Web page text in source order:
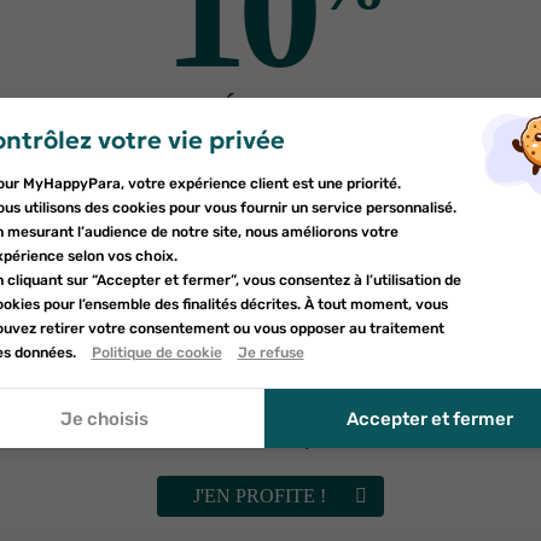
produits pour
faim 60 gummies
23€8920€31
-15%
MOROSIL DRINK
17€8915€21
AJOUTER AU PANIER
à ma liste d'envies
Créer une nouvelle liste
une liste d'envies
de la liste d'envies
devez être connecté pour ajouter des produits à votre liste d'envies.
votre vie privée
MyHappyPara, votre expérience client est une priorité.
utilisons des cookies pour vous fournir un service personnalisé.
mesurant l’audience de notre site, nous améliorons votre
selon vos choix.
cliquant sur “Accepter et fermer”, vous consentez à l’utilisation de
pour l’ensemble des finalités décrites. À tout moment, vous
retirer votre consentement ou vous opposer au traitement
données.
Politique de cookie Je refuse
Je choisis Accepter et fermer
DE RÉDUCTION
sur votre première commande
Inscrivez-vous à notre newsletter et profitez
d'une réduction sur votre première commande*
ce formulaire, j'accepte que les informations saisies soient
le cadre de ma demande et de la relation commerciale qui peut en
à la politique de confidentialité.
J'EN PROFITE !